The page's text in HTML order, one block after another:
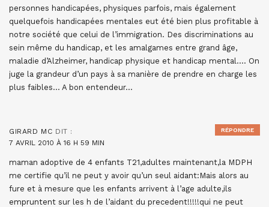
personnes handicapées, physiques parfois, mais également
quelquefois handicapées mentales eut été bien plus profitable à
notre société que celui de l’immigration. Des discriminations au
sein même du handicap, et les amalgames entre grand âge,
maladie d’Alzheimer, handicap physique et handicap mental…. On
juge la grandeur d’un pays à sa manière de prendre en charge les
plus faibles… A bon entendeur…
GIRARD MC DIT :
7 AVRIL 2010 À 16 H 59 MIN
maman adoptive de 4 enfants T21,adultes maintenant,la MDPH
me certifie qu’il ne peut y avoir qu’un seul aidant:Mais alors au
fure et à mesure que les enfants arrivent à l’age adulte,ils
empruntent sur les h de l’aidant du precedent!!!!!qui ne peut
RÉPONDRE